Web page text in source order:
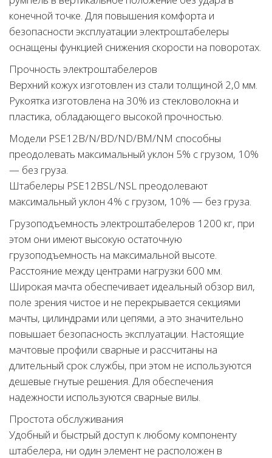
конечной точке. Для повышения комфорта и
безопасности эксплуатации электроштабелеры
оснащены функцией снижения скорости на поворотах.
Прочность электроштабелеров
Верхний кожух изготовлен из стали толщиной 2,0 мм.
Рукоятка изготовлена на 30% из стекловолокна и
пластика, обладающего высокой прочностью.
Модели PSE12B/N/BD/ND/BM/NМ способны
преодолевать максимальный уклон 5% с грузом, 10%
— без груза.
Штабелеры PSE12BSL/NSL преодолевают
максимальный уклон 4% с грузом, 10% — без груза.
Грузоподъемность электроштабелеров 1200 кг, при
этом они имеют высокую остаточную
грузоподъемность на максимальной высоте.
Расстояние между центрами нагрузки 600 мм.
Широкая мачта обеспечивает идеальный обзор вил,
поле зрения чистое и не перекрывается секциями
мачты, цилиндрами или цепями, а это значительно
повышает безопасность эксплуатации. Настоящие
мачтовые профили сварные и рассчитаны на
длительный срок службы, при этом не используются
дешевые гнутые решения. Для обеспечения
надежности используются сварные вилы.
Простота обслуживания
Удобный и быстрый доступ к любому компоненту
штабелера, ни один элемент не расположен в